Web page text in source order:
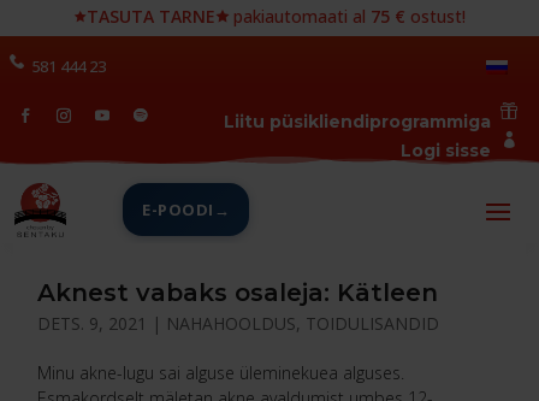
🟊TASUTA TARNE🟊 pakiautomaati al 75 € ostust!
581 444 23

Liitu püsikliendiprogrammiga

Logi sisse
E-POODI
Aknest vabaks osaleja: Kätleen
DETS. 9, 2021 | NAHAHOOLDUS, TOIDULISANDID
Minu akne-lugu sai alguse üleminekuea alguses.